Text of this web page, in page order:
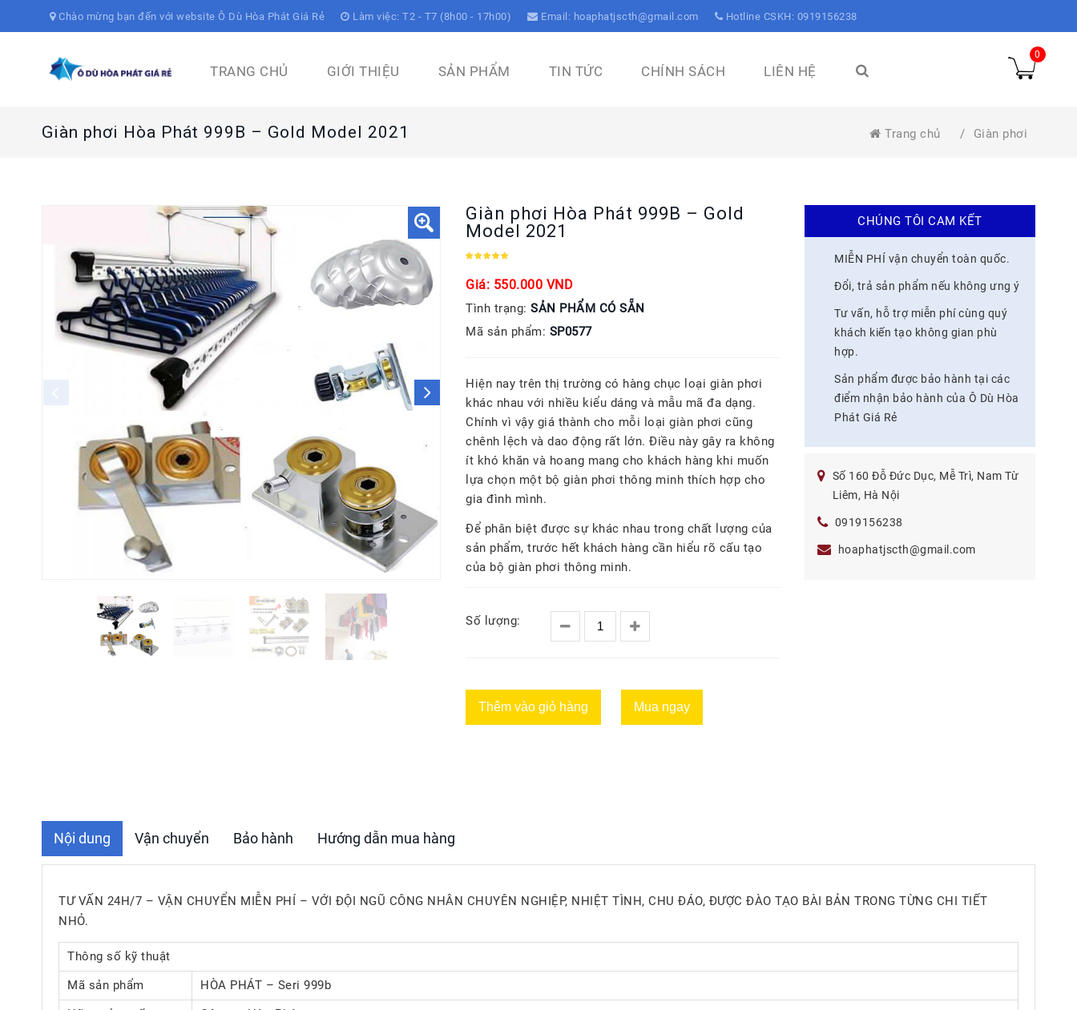
Chào mừng bạn đến với website Ô Dù Hòa Phát Giá Rẻ Làm việc: T2 - T7 (8h00 - 17h00) Email: hoaphatjscth@gmail.com Hotline CSKH: 0919156238
TRANG CHỦ GIỚI THIỆU SẢN PHẨM TIN TỨC CHÍNH SÁCH LIÊN HỆ
0
Giàn phơi Hòa Phát 999B – Gold Model 2021 Trang chủ / Giàn phơi
Giàn phơi Hòa Phát 999B – Gold
Model 2021
Giá: 550.000 VND
Tình trạng: SẢN PHẨM CÓ SẴN
Mã sản phẩm: SP0577
Hiện nay trên thị trường có hàng chục loại giàn phơi
khác nhau với nhiều kiểu dáng và mẫu mã đa dạng.
Chính vì vậy giá thành cho mỗi loại giàn phơi cũng
chênh lệch và dao động rất lớn. Điều này gây ra không
ít khó khăn và hoang mang cho khách hàng khi muốn
lựa chọn một bộ giàn phơi thông minh thích hợp cho
gia đình mình.
Để phân biệt được sự khác nhau trong chất lượng của
sản phẩm, trước hết khách hàng cần hiểu rõ cấu tạo
của bộ giàn phơi thông minh.
Số lượng:
Thêm vào giỏ hàng Mua ngay
CHÚNG TÔI CAM KẾT
MIỄN PHÍ vận chuyển toàn quốc.
Đổi, trả sản phẩm nếu không ưng ý
Tư vấn, hỗ trợ miễn phí cùng quý
khách kiến tạo không gian phù
hợp.
Sản phẩm được bảo hành tại các
điểm nhận bảo hành của Ô Dù Hòa
Phát Giá Rẻ
Số 160 Đỗ Đức Dục, Mễ Trì, Nam Từ
Liêm, Hà Nội
0919156238
hoaphatjscth@gmail.com
Nội dung Vận chuyển Bảo hành Hướng dẫn mua hàng
TƯ VẤN 24H/7 – VẬN CHUYỂN MIỄN PHÍ – VỚI ĐỘI NGŨ CÔNG NHÂN CHUYÊN NGHIỆP, NHIỆT TÌNH, CHU ĐÁO, ĐƯỢC ĐÀO TẠO BÀI BẢN TRONG TỪNG CHI TIẾT
NHỎ.
Thông số kỹ thuật
Mã sản phẩm
HÒA PHÁT – Seri 999b